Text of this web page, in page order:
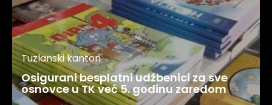
Tuzlanski kanton
Osigurani besplatni udžbenici za sve
osnovce u TK već 5. godinu zaredom